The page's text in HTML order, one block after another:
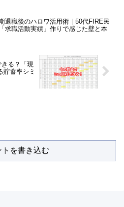
退職後のハロワ活用術｜50代FIRE民
求職活動実績」作りで感じた壁と本
きる？「現
貯蓄率シミ
トを書き込む